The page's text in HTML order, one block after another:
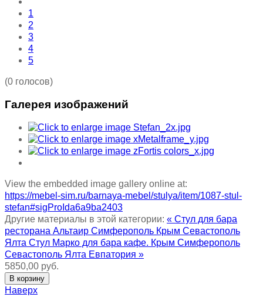
1
2
3
4
5
(0 голосов)
Галерея изображений
View the embedded image gallery online at:
https://mebel-sim.ru/barnaya-mebel/stulya/item/1087-stul-
stefan#sigProIda6a9ba2403
Другие материалы в этой категории: « Стул для бара
ресторана Альтаир Симферополь Крым Севастополь
Ялта Стул Марко для бара кафе. Крым Симферополь
Севастополь Ялта Евпатория »
5850,00 руб.
Наверх